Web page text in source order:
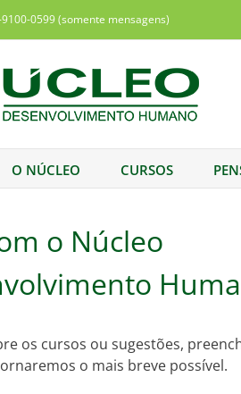
0599 (somente mensagens)
O NÚCLEO CURSOS
o Núcleo
os cursos ou sugestões,
o mais breve possível.